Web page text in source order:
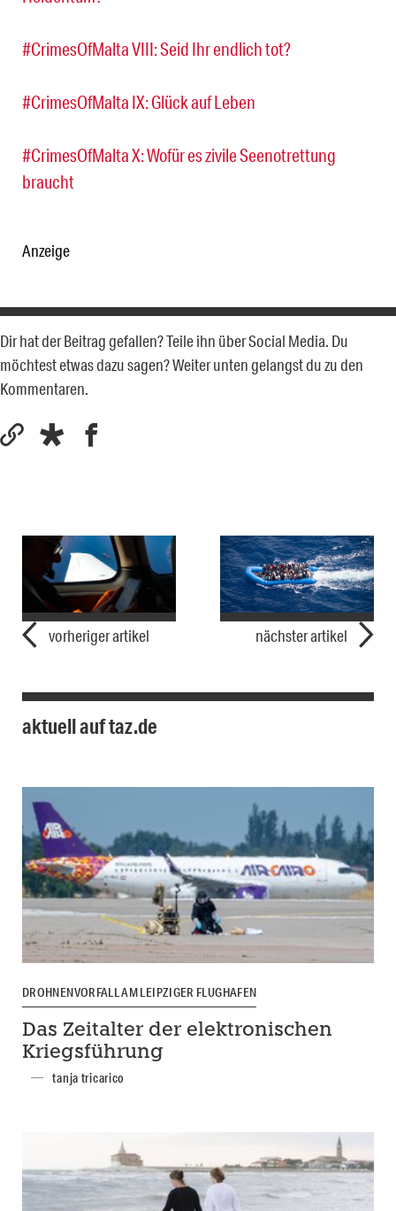
#CrimesOfMalta VIII: Seid Ihr endlich tot?
#CrimesOfMalta IX: Glück auf Leben
#CrimesOfMalta X: Wofür es zivile Seenotrettung
braucht
Anzeige
Dir hat der Beitrag gefallen? Teile ihn über Social Media. Du
möchtest etwas dazu sagen? Weiter unten gelangst du zu den
Kommentaren.
vorheriger artikel nächster artikel
aktuell auf taz.de
DROHNENVORFALL AM LEIPZIGER FLUGHAFEN
Das Zeitalter der elektronischen
Kriegsführung
tanja tricarico